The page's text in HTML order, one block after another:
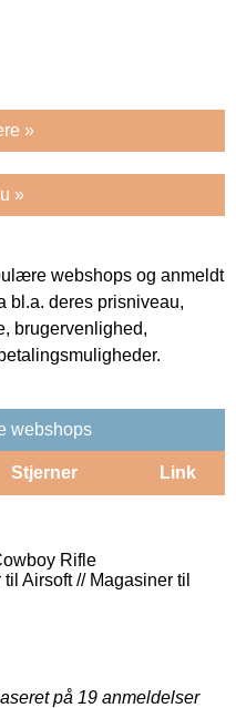
»
»
webshops og anmeldt
bl.a. deres prisniveau,
brugervenlighed,
webshops
Stjerner Link
Rifle
Airsoft // Magasiner til
på 19 anmeldelser